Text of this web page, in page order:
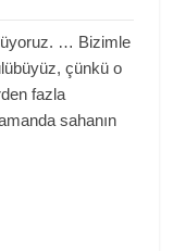
… Bizimle
çünkü o
fazla
sahanın